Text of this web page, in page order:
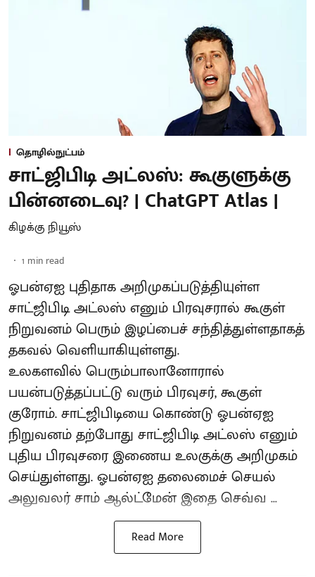
தொழில்நுட்பம்
சாட்ஜிபிடி அட்லஸ்: கூகுளுக்கு
பின்னடைவு? | ChatGPT Atlas |
கிழக்கு நியூஸ்
1 min read
ஓபன்ஏஐ புதிதாக அறிமுகப்படுத்தியுள்ள
சாட்ஜிபிடி அட்லஸ் எனும் பிரவுசரால் கூகுள்
நிறுவனம் பெரும் இழப்பைச் சந்தித்துள்ளதாகத்
தகவல் வெளியாகியுள்ளது.
உலகளவில் பெரும்பாலானோரால்
பயன்படுத்தப்பட்டு வரும் பிரவுசர், கூகுள்
குரோம். சாட்ஜிபிடியை கொண்டு ஓபன்ஏஐ
நிறுவனம் தற்போது சாட்ஜிபிடி அட்லஸ் எனும்
புதிய பிரவுசரை இணைய உலகுக்கு அறிமுகம்
செய்துள்ளது. ஓபன்ஏஐ தலைமைச் செயல்
அலுவலர் சாம் ஆல்ட்மேன் இதை செவ்வ ...
Read More